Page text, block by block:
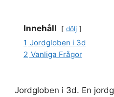
Innehåll dölj
1 Jordgloben i 3d
2 Vanliga Frågor
Jordgloben i 3d. En